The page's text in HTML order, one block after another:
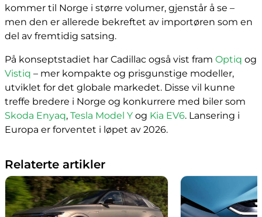
kommer til Norge i større volumer, gjenstår å se –
men den er allerede bekreftet av importøren som en
del av fremtidig satsing.
På konseptstadiet har Cadillac også vist fram Optiq og
Vistiq – mer kompakte og prisgunstige modeller,
utviklet for det globale markedet. Disse vil kunne
treffe bredere i Norge og konkurrere med biler som
Skoda Enyaq, Tesla Model Y og Kia EV6. Lansering i
Europa er forventet i løpet av 2026.
Relaterte artikler